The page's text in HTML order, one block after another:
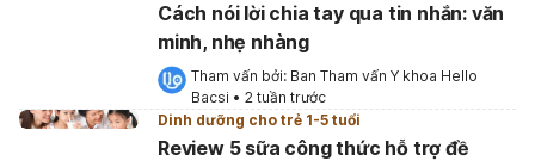
Cách nói lời chia tay qua tin nhắn: văn
minh, nhẹ nhàng
Tham vấn bởi: Ban Tham vấn Y khoa Hello
Bacsi • 2 tuần trước
Dinh dưỡng cho trẻ 1-5 tuổi
Review 5 sữa công thức hỗ trợ đề